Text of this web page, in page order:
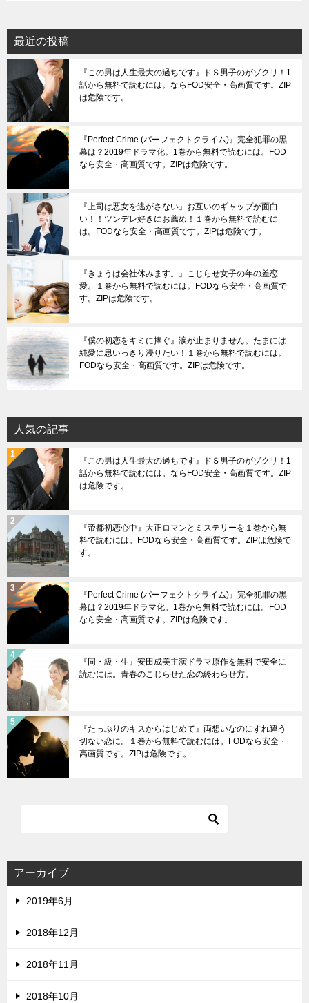
最近の投稿
『この男は人生最大の過ちです』ドＳ男子のがゾクリ！1
話から無料で読むには。ならFOD安全・高画質です。ZIP
は危険です。
『Perfect Crime (パーフェクトクライム)』完全犯罪の黒
幕は？2019年ドラマ化。1巻から無料で読むには。FOD
なら安全・高画質です。ZIPは危険です。
『上司は悪女を逃がさない』お互いのギャップが面白
い！！ツンデレ好きにお薦め！１巻から無料で読むに
は。FODなら安全・高画質です。ZIPは危険です。
『きょうは会社休みます。』こじらせ女子の年の差恋
愛。１巻から無料で読むには。FODなら安全・高画質で
す。ZIPは危険です。
『僕の初恋をキミに捧ぐ』涙が止まりません。たまには
純愛に思いっきり浸りたい！１巻から無料で読むには。
FODなら安全・高画質です。ZIPは危険です。
人気の記事
『この男は人生最大の過ちです』ドＳ男子のがゾクリ！1
話から無料で読むには。ならFOD安全・高画質です。ZIP
は危険です。
『帝都初恋心中』大正ロマンとミステリーを１巻から無
料で読むには。FODなら安全・高画質です。ZIPは危険で
す。
『Perfect Crime (パーフェクトクライム)』完全犯罪の黒
幕は？2019年ドラマ化。1巻から無料で読むには。FOD
なら安全・高画質です。ZIPは危険です。
『同・級・生』安田成美主演ドラマ原作を無料で安全に
読むには。青春のこじらせた恋の終わらせ方。
『たっぷりのキスからはじめて』両想いなのにすれ違う
切ない恋に。１巻から無料で読むには。FODなら安全・
高画質です。ZIPは危険です。
アーカイブ
2019年6月
2018年12月
2018年11月
2018年10月